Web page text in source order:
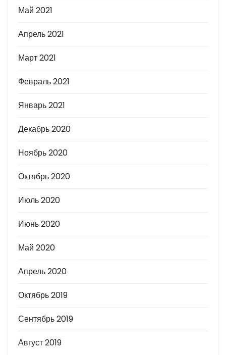
Май 2021
Апрель 2021
Март 2021
Февраль 2021
Январь 2021
Декабрь 2020
Ноябрь 2020
Октябрь 2020
Июль 2020
Июнь 2020
Май 2020
Апрель 2020
Октябрь 2019
Сентябрь 2019
Август 2019